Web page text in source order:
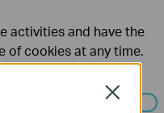
Close
activities and have the
of cookies at any time.